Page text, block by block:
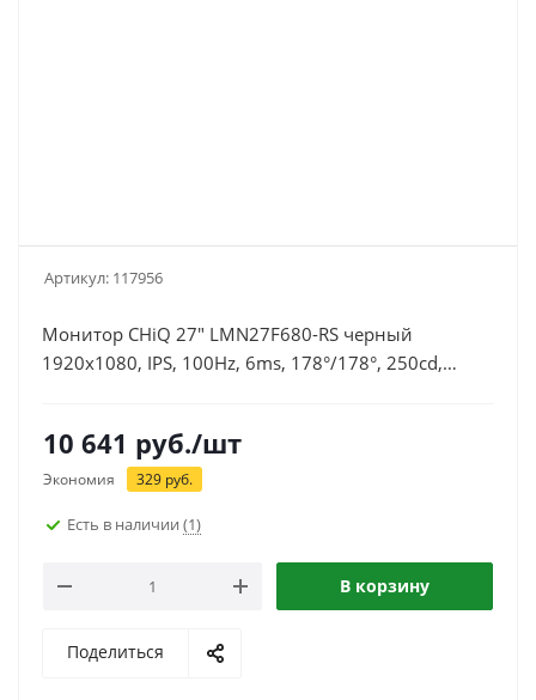
Артикул: 117956
Монитор CHiQ 27" LMN27F680-RS черный
1920x1080, IPS, 100Hz, 6ms, 178°/178°, 250cd,
10 641 руб./шт
Экономия 329 руб.
Есть в наличии (1)
В корзину
Поделиться